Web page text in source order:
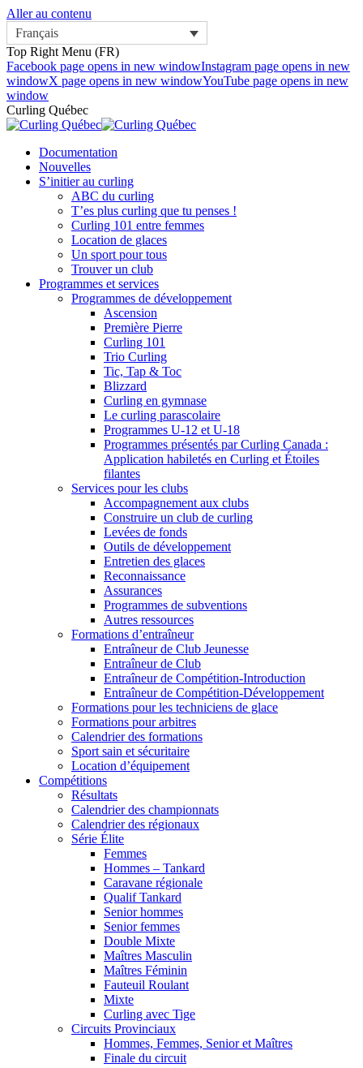
Aller au contenu
Français
Top Right Menu (FR)
Facebook page opens in new windowInstagram page opens in new
windowX page opens in new windowYouTube page opens in new
window
Curling Québec
Documentation
Nouvelles
S’initier au curling
ABC du curling
T’es plus curling que tu penses !
Curling 101 entre femmes
Location de glaces
Un sport pour tous
Trouver un club
Programmes et services
Programmes de développement
Ascension
Première Pierre
Curling 101
Trio Curling
Tic, Tap & Toc
Blizzard
Curling en gymnase
Le curling parascolaire
Programmes U-12 et U-18
Programmes présentés par Curling Canada :
Application habiletés en Curling et Étoiles
filantes
Services pour les clubs
Accompagnement aux clubs
Construire un club de curling
Levées de fonds
Outils de développement
Entretien des glaces
Reconnaissance
Assurances
Programmes de subventions
Autres ressources
Formations d’entraîneur
Entraîneur de Club Jeunesse
Entraîneur de Club
Entraîneur de Compétition-Introduction
Entraîneur de Compétition-Développement
Formations pour les techniciens de glace
Formations pour arbitres
Calendrier des formations
Sport sain et sécuritaire
Location d’équipement
Compétitions
Résultats
Calendrier des championnats
Calendrier des régionaux
Série Élite
Femmes
Hommes – Tankard
Caravane régionale
Qualif Tankard
Senior hommes
Senior femmes
Double Mixte
Maîtres Masculin
Maîtres Féminin
Fauteuil Roulant
Mixte
Curling avec Tige
Circuits Provinciaux
Hommes, Femmes, Senior et Maîtres
Finale du circuit